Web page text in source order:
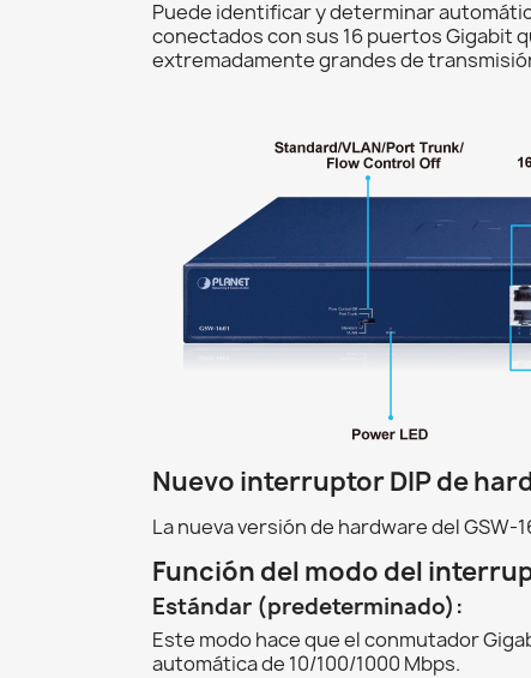
Puede identificar y determinar
conectados con sus 16 puertos Gigabit
extremadamente grandes de
Nuevo interruptor DIP de
La nueva versión de hardware del GSW-
Función del modo del
Estándar (predeterminado):
Este modo hace que el conmutador
automática de 10/100/1000 Mbps.